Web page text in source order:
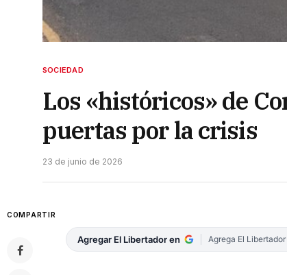
SOCIEDAD
Los «históricos» de
puertas por la crisis
23 de junio de 2026
COMPARTIR
Agregar El Libertador en Agrega El